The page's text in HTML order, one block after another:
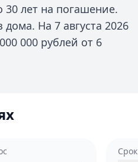
30 лет на погашение.
На 7 августа 2026
000 рублей от 6
Срок